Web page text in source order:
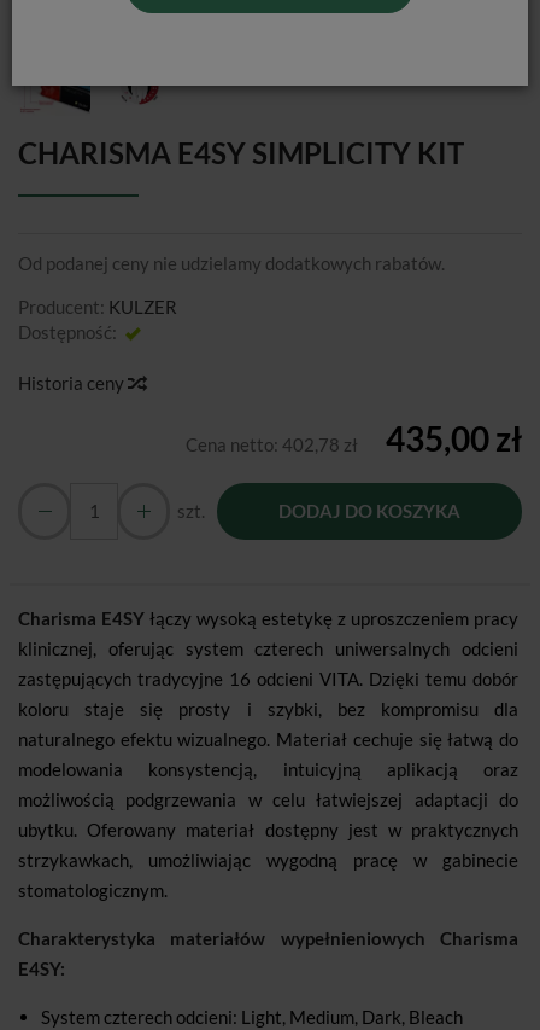
CHARISMA E4SY SIMPLICITY KIT
Od podanej ceny nie udzielamy dodatkowych rabatów.
Producent: KULZER
Dostępność:
Historia ceny
Cena netto: 402,78 zł 435,00 zł
szt. DODAJ DO KOSZYKA
Charisma E4SY łączy wysoką estetykę z uproszczeniem pracy
klinicznej, oferując system czterech uniwersalnych odcieni
zastępujących tradycyjne 16 odcieni VITA. Dzięki temu dobór
koloru staje się prosty i szybki, bez kompromisu dla
naturalnego efektu wizualnego. Materiał cechuje się łatwą do
modelowania konsystencją, intuicyjną aplikacją oraz
możliwością podgrzewania w celu łatwiejszej adaptacji do
ubytku. Oferowany materiał dostępny jest w praktycznych
strzykawkach, umożliwiając wygodną pracę w gabinecie
stomatologicznym.
Charakterystyka materiałów wypełnieniowych Charisma
E4SY:
System czterech odcieni: Light, Medium, Dark, Bleach